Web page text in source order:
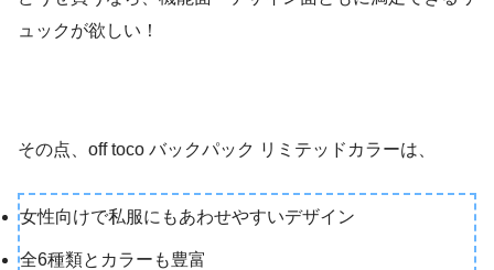
ュックが欲しい！
その点、off toco バックパック リミテッドカラーは、
女性向けで私服にもあわせやすいデザイン
全6種類とカラーも豊富